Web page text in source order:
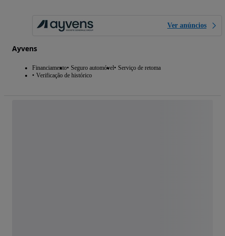
Ver anúncios
Ayvens
Financiamento Seguro automóvel
Serviço de retoma
Verificação de histórico